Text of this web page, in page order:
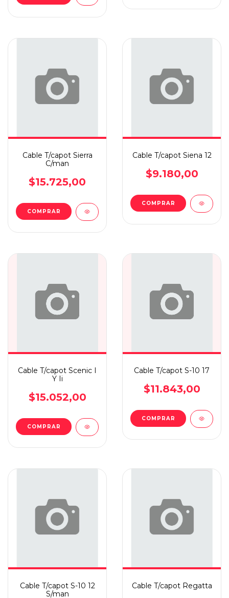
Cable T/capot Sierra
C/man
$15.725,00
COMPRAR
Cable T/capot Siena 12
$9.180,00
COMPRAR
Cable T/capot Scenic I
Y Ii
$15.052,00
COMPRAR
Cable T/capot S-10 17
$11.843,00
COMPRAR
Cable T/capot S-10 12
S/man
Cable T/capot Regatta